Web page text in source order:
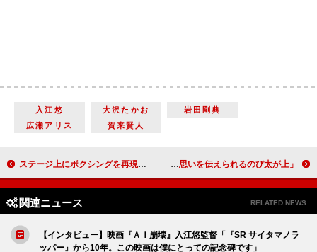
入江悠 大沢たかお
岩田剛典
広瀬アリス
賀来賢人
ステージ上にボクシングを再現した「はじめの一歩」 滝澤諒「ケータリングがタンパク質のビュッフェ」 木村拓哉「初恋はのび太と同い年の頃の同級生」 「思いを伝えられるのび太が上」
関連ニュース RELATED NEWS
【インタビュー】映画『ＡＩ崩壊』入江悠監督「『SR サイタマノラ
ッパー』から10年。この映画は僕にとっての記念碑です」